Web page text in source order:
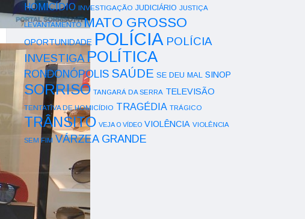
HOMICÍDIO INVESTIGAÇÃO JUDICIÁRIO JUSTIÇA
LEVANTAMENTO MATO GROSSO
OPORTUNIDADE POLÍCIA POLÍCIA
INVESTIGAPOLÍTICA
RONDONÓPOLIS SAÚDE SE DEU MAL SINOP
SORRISO TANGARÁ DA SERRA TELEVISÃO
TENTATIVA DE HOMICÍDIO TRAGÉDIA TRÁGICO
TRÂNSITO VEJA O VÍDEO VIOLÊNCIA VIOLÊNCIA
SEM FIM VÁRZEA GRANDE